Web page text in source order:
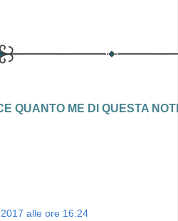
QUANTO ME DI QUESTA
alle ore 16:24